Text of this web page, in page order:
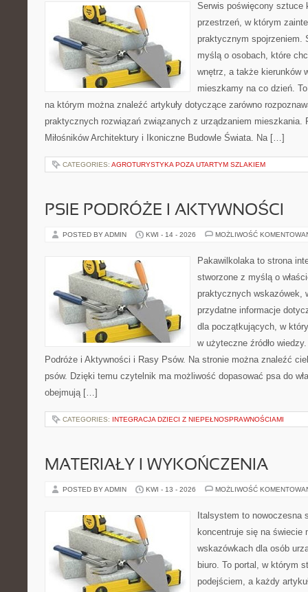
Serwis poświęcony sztuce
przestrzeń, w którym
praktycznym spojrzeniem.
myślą o osobach, które
wnętrz, a także kierunków
mieszkamy na co dzień.
na którym można znaleźć artykuły dotyczące zarówno
praktycznych rozwiązań związanych z urządzaniem mieszkania.
Miłośników Architektury i Ikoniczne Budowle Świata. Na […]
CATEGORIES: AGROTURYSTYKA POZA UTARTYM SZLAKIEM
PSIE PODRÓŻE I AKTYWNOŚCI
POSTED BY ADMIN KWI - 14 - 2026 MOŻLIWOŚĆ
Pakawilkolaka to strona
stworzone z myślą o
praktycznych wskazówek,
przydatne informacje
dla początkujących, w
w użyteczne źródło
Podróże i Aktywności i Rasy Psów. Na stronie można znaleźć
psów. Dzięki temu czytelnik ma możliwość dopasować psa do
obejmują […]
CATEGORIES: INTEGRACJA DZIECI Z NIEPEŁNOSPRAWNOŚCIAMI
MATERIAŁY I WYKOŃCZENIA
POSTED BY ADMIN KWI - 13 - 2026 MOŻLIWOŚĆ
Italsystem to nowoczesna
koncentruje się na świecie
wskazówkach dla osób
biuro. To portal, w którym
podejściem, a każdy